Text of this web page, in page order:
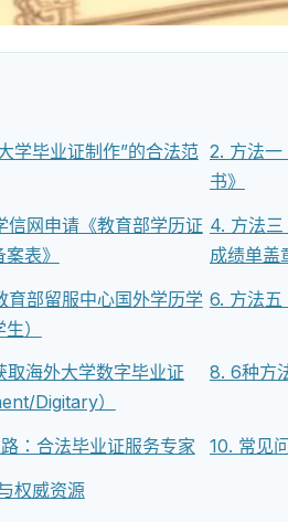
学毕业证制作”的合法范 2. 方法一
书》
信网申请《教育部学历证
表》
4. 方法
成绩单盖
育部留服中心国外学历学
）
6. 方法五
取海外大学数字毕业证
Digitary）
8. 6种方
：合法毕业证服务专家
10. 常见
权威资源